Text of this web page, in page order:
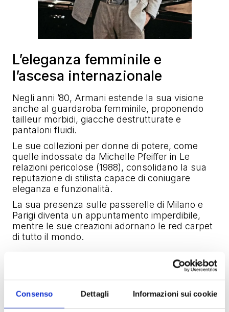
Consenso Dettagli Informazioni sui cookie
L’eleganza femminile e
l’ascesa internazionale
Negli anni ’80, Armani estende la sua visione
anche al guardaroba femminile, proponendo
tailleur morbidi, giacche destrutturate e
pantaloni fluidi.
Le sue collezioni per donne di potere, come
quelle indossate da Michelle Pfeiffer in Le
relazioni pericolose (1988), consolidano la sua
reputazione di stilista capace di coniugare
eleganza e funzionalità.
La sua presenza sulle passerelle di Milano e
Parigi diventa un appuntamento imperdibile,
mentre le sue creazioni adornano le red carpet
di tutto il mondo.